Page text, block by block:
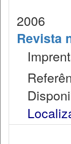
2006
Revista